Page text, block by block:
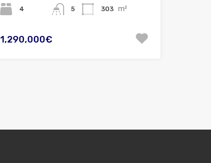
4 5 303 m²
1,290,000€